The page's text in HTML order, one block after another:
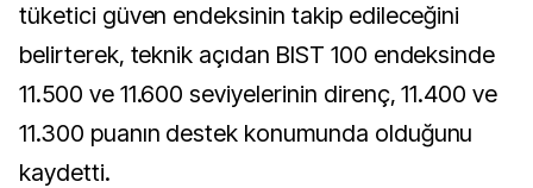
tüketici güven endeksinin takip edileceğini
belirterek, teknik açıdan BIST 100 endeksinde
11.500 ve 11.600 seviyelerinin direnç, 11.400 ve
11.300 puanın destek konumunda olduğunu
kaydetti.